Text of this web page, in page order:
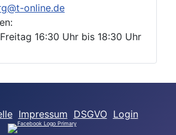
online.de
16:30 Uhr bis 18:30 Uhr
Impressum DSGVO Login